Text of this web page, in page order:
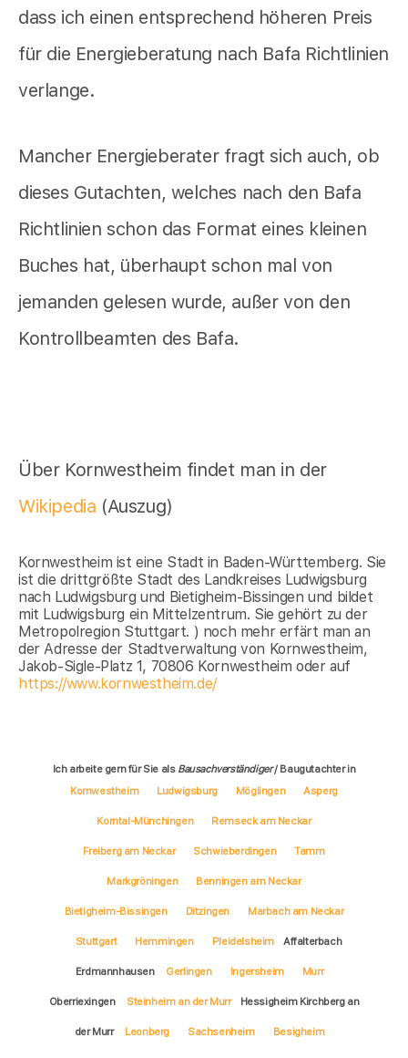
dass ich einen entsprechend höheren Preis
für die Energieberatung nach Bafa Richtlinien
verlange.
Mancher Energieberater fragt sich auch, ob
dieses Gutachten, welches nach den Bafa
Richtlinien schon das Format eines kleinen
Buches hat, überhaupt schon mal von
jemanden gelesen wurde, außer von den
Kontrollbeamten des Bafa.
Über Kornwestheim findet man in der
Wikipedia (Auszug)
Kornwestheim ist eine Stadt in Baden-Württemberg. Sie
ist die drittgrößte Stadt des Landkreises Ludwigsburg
nach Ludwigsburg und Bietigheim-Bissingen und bildet
mit Ludwigsburg ein Mittelzentrum. Sie gehört zu der
Metropolregion Stuttgart. ) noch mehr erfärt man an
der Adresse der Stadtverwaltung von Kornwestheim,
Jakob-Sigle-Platz 1, 70806 Kornwestheim oder auf
https://www.kornwestheim.de/
Ich arbeite gern für Sie als Bausachverständiger/ Baugutachter in
Kornwestheim
Ludwigsburg Möglingen Asperg
Korntal-Münchingen Remseck am Neckar
Freiberg am Neckar Schwieberdingen Tamm
Markgröningen Benningen am Neckar
Bietigheim-Bissingen Ditzingen Marbach am Neckar
Stuttgart Hemmingen Pleidelsheim Affalterbach
Erdmannhausen Gerlingen Ingersheim Murr
Oberriexingen Steinheim an der Murr Hessigheim Kirchberg an
der Murr Leonberg Sachsenheim Besigheim